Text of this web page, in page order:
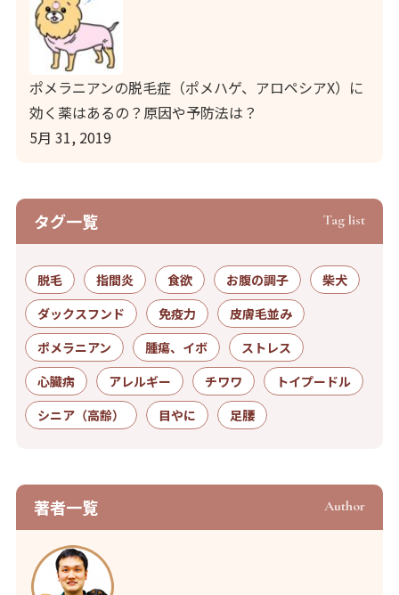
ポメラニアンの脱毛症（ポメハゲ、アロペシアX）に
効く薬はあるの？原因や予防法は？
5月 31, 2019
タグ⼀覧 Tag list
脱毛 指間炎 食欲 お腹の調子
柴犬
ダックスフンド
免疫力
皮膚毛並み
ポメラニアン
腫瘍、イボ
ストレス
心臓病
アレルギー チワワ
トイプードル
シニア（高齢）
目やに 足腰
著者⼀覧 Author